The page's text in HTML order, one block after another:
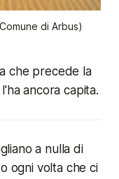
di Arbus)
che precede la
ancora capita.
a nulla di
ogni volta che ci